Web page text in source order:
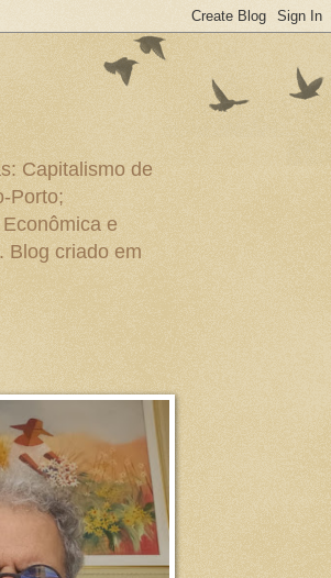
Capitalismo de
Porto;
e
Blog criado em